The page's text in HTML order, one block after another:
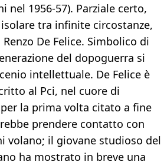
nel 1956-57). Parziale certo,
tra infinite circostanze,
De Felice. Simbolico di
del dopoguerra si
intellettuale. De Felice è
al Pci, nel cuore di
la prima volta citato a fine
prendere contatto con
volano; il giovane studioso del
ha mostrato in breve una